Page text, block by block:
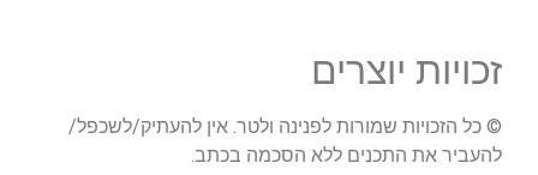
זכויות יוצרים
© כל הזכויות שמורות לפנינה ולטר. אין להעתיק/לשכפל/
להעביר את התכנים ללא הסכמה בכתב.